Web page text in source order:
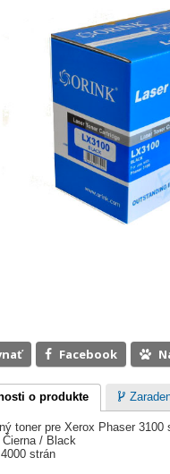
Facebook
o produkte
toner pre Xerox Phaser 3100
/ Black
strán